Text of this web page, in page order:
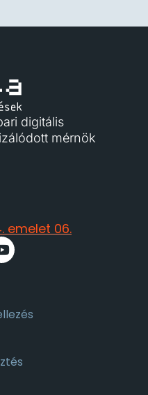
digitális
mérnök
emelet 06.